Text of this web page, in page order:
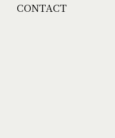
CONTACT